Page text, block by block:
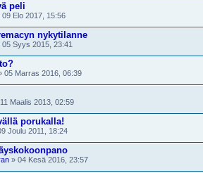
peli
09 Elo 2017, 15:56
nykytilanne
05 Syys 2015, 23:41
05 Marras 2016, 06:39
Maalis 2013, 02:59
porukalla!
Joulu 2011, 18:24
» 04 Kesä 2016, 23:57